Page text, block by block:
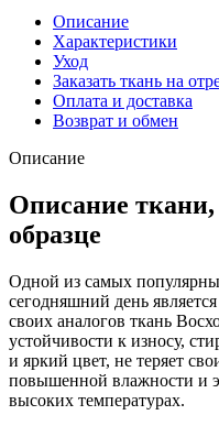
Описание
Характеристики
Уход
Заказать ткань на
Оплата и доставка
Возврат и обмен
Описание
Описание ткани,
образце
Одной из самых
сегодняшний день
своих аналогов ткань
устойчивости к износу,
и яркий цвет, не теряет
повышенной влажности и
высоких температурах.